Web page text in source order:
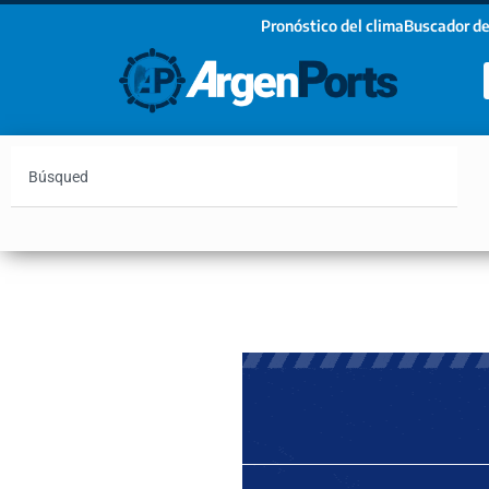
Pronóstico del climaBuscador
¡Sumate a nuestro Newsletter!
Email
Estoy de acuerdo con las condiciones y políticas